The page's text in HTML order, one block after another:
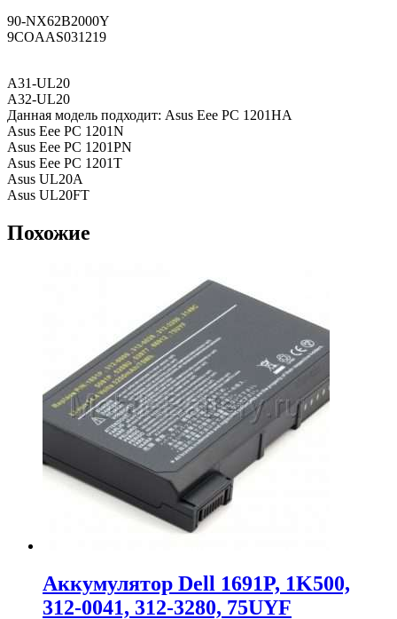
90-NX62B2000Y
9COAAS031219
A31-UL20
A32-UL20
Данная модель подходит: Asus Eee PC 1201HA
Asus Eee PC 1201N
Asus Eee PC 1201PN
Asus Eee PC 1201T
Asus UL20A
Asus UL20FT
Похожие
Аккумулятор Dell 1691P, 1K500,
312-0041, 312-3280, 75UYF